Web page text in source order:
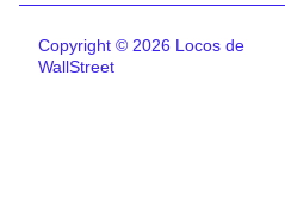
Copyright © 2026 Locos de
WallStreet